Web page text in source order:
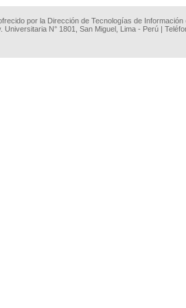
por la Dirección de Tecnologías de
Universitaria N° 1801, San Miguel, Lima - Perú |